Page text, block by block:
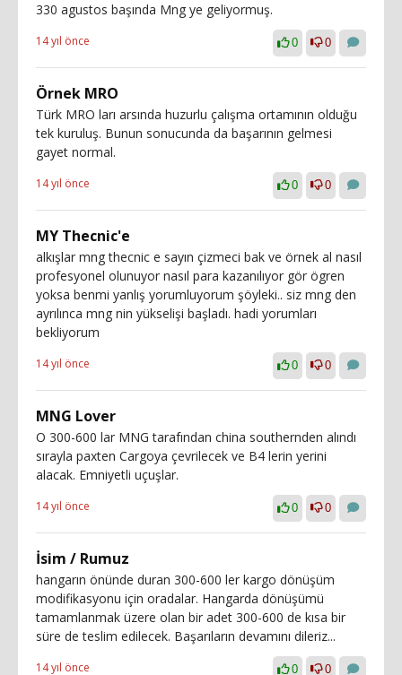
330 agustos başında Mng ye geliyormuş.
14 yıl önce 0 0
Örnek MRO
Türk MRO ları arsında huzurlu çalışma ortamının olduğu
tek kuruluş. Bunun sonucunda da başarının gelmesi
gayet normal.
14 yıl önce 0 0
MY Thecnic'e
alkışlar mng thecnic e sayın çizmeci bak ve örnek al nasıl
profesyonel olunuyor nasıl para kazanılıyor gör ögren
yoksa benmi yanlış yorumluyorum şöyleki.. siz mng den
ayrılınca mng nin yükselişi başladı. hadi yorumları
bekliyorum
14 yıl önce 0 0
MNG Lover
O 300-600 lar MNG tarafından china southernden alındı
sırayla paxten Cargoya çevrilecek ve B4 lerin yerini
alacak. Emniyetli uçuşlar.
14 yıl önce 0 0
İsim / Rumuz
hangarın önünde duran 300-600 ler kargo dönüşüm
modifikasyonu için oradalar. Hangarda dönüşümü
tamamlanmak üzere olan bir adet 300-600 de kısa bir
süre de teslim edilecek. Başarıların devamını dileriz...
14 yıl önce 0 0